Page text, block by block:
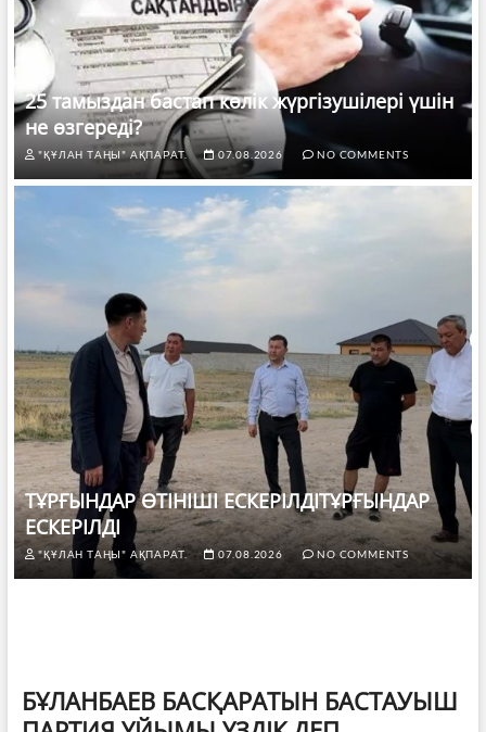
25 тамыздан бастап көлік жүргізушілері үшін
не өзгереді?
"ҚҰЛАН ТАҢЫ" АҚПАРАТ. 07.08.2026 NO COMMENTS
ТҰРҒЫНДАР ӨТІНІШІ ЕСКЕРІЛДІТҰРҒЫНДАР
ЕСКЕРІЛДІ
"ҚҰЛАН ТАҢЫ" АҚПАРАТ. 07.08.2026 NO COMMENTS
БҰЛАНБАЕВ БАСҚАРАТЫН БАСТАУЫШ